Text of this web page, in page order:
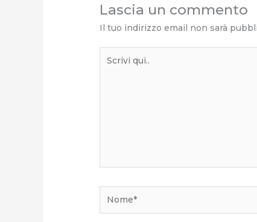
Lascia un commento
Il tuo indirizzo email non sarà
qui..